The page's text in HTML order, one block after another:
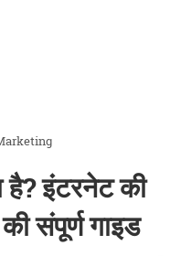
इंटरनेट की
संपूर्ण गाइड